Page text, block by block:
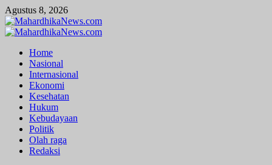
Skip
to
content
Agustus 8, 2026
Primary
Home
Nasional
Internasional
Ekonomi
Kesehatan
Hukum
Kebudayaan
Politik
Olah raga
Redaksi